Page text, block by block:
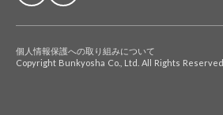
個人情報保護への取り組みについて
Copyright Bunkyosha Co., Ltd. All Rights Reserved.